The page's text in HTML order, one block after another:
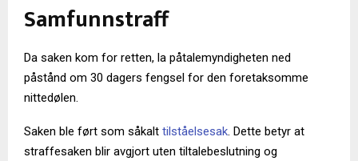
Samfunnstraff
Da saken kom for retten, la påtalemyndigheten ned
påstånd om 30 dagers fengsel for den foretaksomme
nittedølen.
Saken ble ført som såkalt tilståelsesak. Dette betyr at
straffesaken blir avgjort uten tiltalebeslutning og